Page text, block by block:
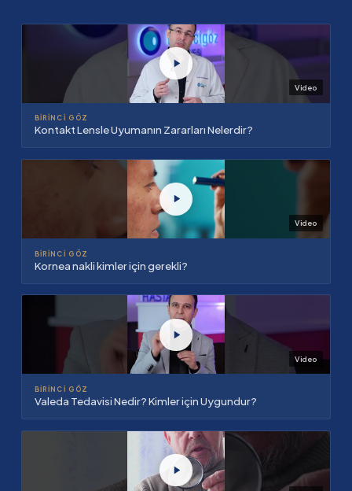
Video
BIRINCI GÖZ
Kontakt Lensle Uyumanın Zararları Nelerdir?
Video
BIRINCI GÖZ
Kornea nakli kimler için gerekli?
Video
BIRINCI GÖZ
Valeda Tedavisi Nedir? Kimler için Uygundur?